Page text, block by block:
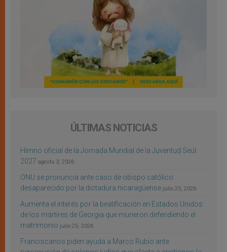
ÚLTIMAS NOTICIAS
Himno oficial de la Jornada Mundial de la Juventud Seúl
2027 agosto 3, 2026
ONU se pronuncia ante caso de obispo católico
desaparecido por la dictadura nicaragüense julio 25, 2026
Aumenta el interés por la beatificación en Estados Unidos
de los mártires de Georgia que murieron defendiendo el
matrimonio julio 25, 2026
Franciscanos piden ayuda a Marco Rubio ante